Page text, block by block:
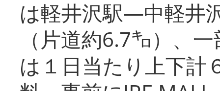
は軽井沢駅―中軽井
（片道約6.7㌔）、
は１日当たり上下計